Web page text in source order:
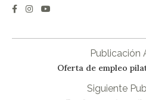
Publicación
Oferta de empleo
Siguiente